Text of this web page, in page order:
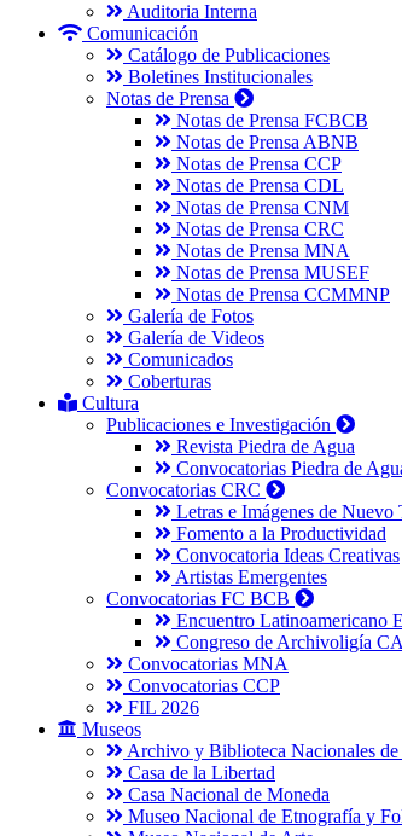
Auditoria Interna
Comunicación
Catálogo de Publicaciones
Boletines Institucionales
Notas de Prensa
Notas de Prensa FCBCB
Notas de Prensa ABNB
Notas de Prensa CCP
Notas de Prensa CDL
Notas de Prensa CNM
Notas de Prensa CRC
Notas de Prensa MNA
Notas de Prensa MUSEF
Notas de Prensa CCMMNP
Galería de Fotos
Galería de Videos
Comunicados
Coberturas
Cultura
Publicaciones e Investigación
Revista Piedra de Agua
Convocatorias Piedra de
Convocatorias CRC
Letras e Imágenes de Nuevo
Fomento a la Productividad
Convocatoria Ideas Creativas
Artistas Emergentes
Convocatorias FC BCB
Encuentro Latinoamericano
Congreso de Archivoligía
Convocatorias MNA
Convocatorias CCP
FIL 2026
Museos
Archivo y Biblioteca Nacionales
Casa de la Libertad
Casa Nacional de Moneda
Museo Nacional de Etnografía y